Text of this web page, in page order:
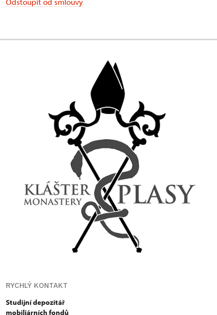
RYCHLÝ KONTAKT
Studijní depozitář
mobiliárních fondů